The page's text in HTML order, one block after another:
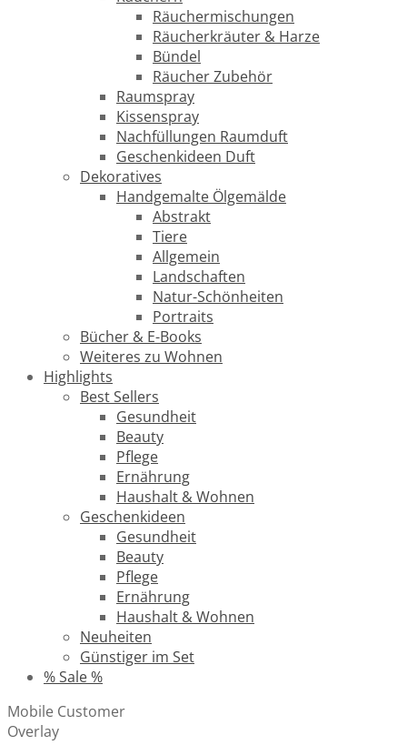
Räuchermischungen
Räucherkräuter & Harze
Bündel
Räucher Zubehör
Raumspray
Kissenspray
Nachfüllungen Raumduft
Geschenkideen Duft
Dekoratives
Handgemalte Ölgemälde
Abstrakt
Tiere
Allgemein
Landschaften
Natur-Schönheiten
Portraits
Bücher & E-Books
Weiteres zu Wohnen
Highlights
Best Sellers
Gesundheit
Beauty
Pflege
Ernährung
Haushalt & Wohnen
Geschenkideen
Gesundheit
Beauty
Pflege
Ernährung
Haushalt & Wohnen
Neuheiten
Günstiger im Set
% Sale %
Mobile Customer
Overlay